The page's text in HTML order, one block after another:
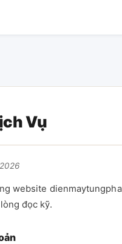
Vụ
website
đọc kỹ.